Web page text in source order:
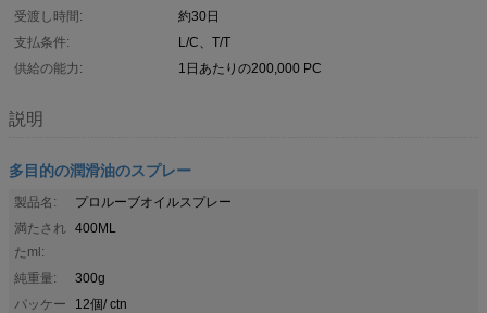
受渡し時間:
約30日
支払条件:
L/C、T/T
供給の能力:
1日あたりの200,000 PC
説明
多目的の潤滑油のスプレー
製品名:
プロルーブオイルスプレー
満たされ
たml:
400ML
純重量:
300g
パッケー
12個/ ctn